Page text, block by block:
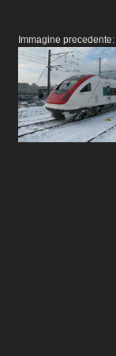
Immagine precedente: